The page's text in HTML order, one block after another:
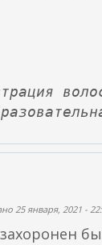
25 января, 2021 -